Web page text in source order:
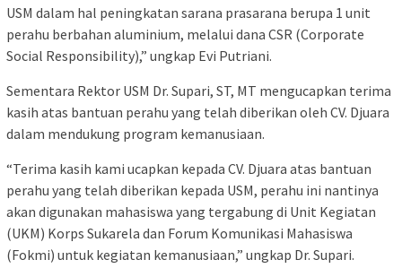
USM dalam hal peningkatan sarana prasarana berupa 1 unit
perahu berbahan aluminium, melalui dana CSR (Corporate
Social Responsibility),” ungkap Evi Putriani.
Sementara Rektor USM Dr. Supari, ST, MT mengucapkan terima
kasih atas bantuan perahu yang telah diberikan oleh CV. Djuara
dalam mendukung program kemanusiaan.
“Terima kasih kami ucapkan kepada CV. Djuara atas bantuan
perahu yang telah diberikan kepada USM, perahu ini nantinya
akan digunakan mahasiswa yang tergabung di Unit Kegiatan
(UKM) Korps Sukarela dan Forum Komunikasi Mahasiswa
(Fokmi) untuk kegiatan kemanusiaan,” ungkap Dr. Supari.